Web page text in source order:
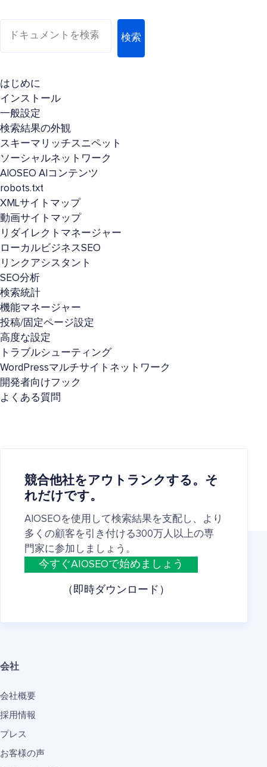
検索
はじめに
インストール
一般設定
検索結果の外観
スキーマリッチスニペット
ソーシャルネットワーク
AIOSEO AIコンテンツ
robots.txt
XMLサイトマップ
動画サイトマップ
リダイレクトマネージャー
ローカルビジネスSEO
リンクアシスタント
SEO分析
検索統計
機能マネージャー
投稿/固定ページ設定
高度な設定
トラブルシューティング
WordPressマルチサイトネットワーク
開発者向けフック
よくある質問
競合他社をアウトランクする。そ
れだけです。
AIOSEOを使用して検索結果を支配し、より
多くの顧客を引き付ける300万人以上の専
門家に参加しましょう。
今すぐAIOSEOで始めましょう
（即時ダウンロード）
会社
会社概要
採用情報
プレス
お客様の声